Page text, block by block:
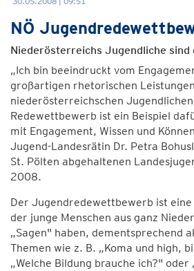
NÖ
Niederösterreichs Jugendliche sind
„Ich bin beeindruckt vom
großartigen rhetorischen
niederösterreichschen
Redewettbewerb ist ein Beispiel
mit Engagement, Wissen und
Jugend-Landesrätin Dr. Petra
St. Pölten abgehaltenen
2008.
Der Jugendredewettbewerb ist
der junge Menschen aus ganz
„Sagen" haben, dementsprechend
Themen wie z. B. „Koma und high,
„Welche Bildung brauche ich?" oder